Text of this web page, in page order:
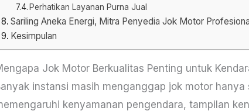
Perhatikan Layanan Purna Jual
Sariling Aneka Energi, Mitra Penyedia Jok Motor
Kesimpulan
Jok Motor Berkualitas Penting untuk
instansi masih menganggap jok motor
kenyamanan pengendara, tampilan